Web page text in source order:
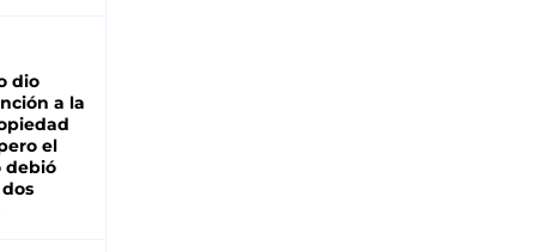
dio
a la
el
debió